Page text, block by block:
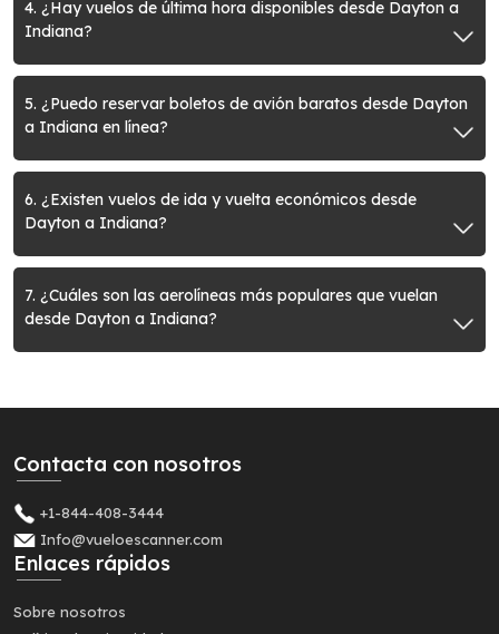
4. ¿Hay vuelos de última hora disponibles desde Dayton a
Indiana?
5. ¿Puedo reservar boletos de avión baratos desde Dayton
a Indiana en línea?
6. ¿Existen vuelos de ida y vuelta económicos desde
Dayton a Indiana?
7. ¿Cuáles son las aerolíneas más populares que vuelan
desde Dayton a Indiana?
Contacta con nosotros
+1-844-408-3444
Info@vueloescanner.com
Enlaces rápidos
Sobre nosotros